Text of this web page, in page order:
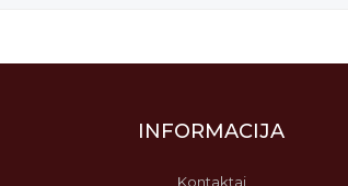
INFORMACIJA
Kontaktai